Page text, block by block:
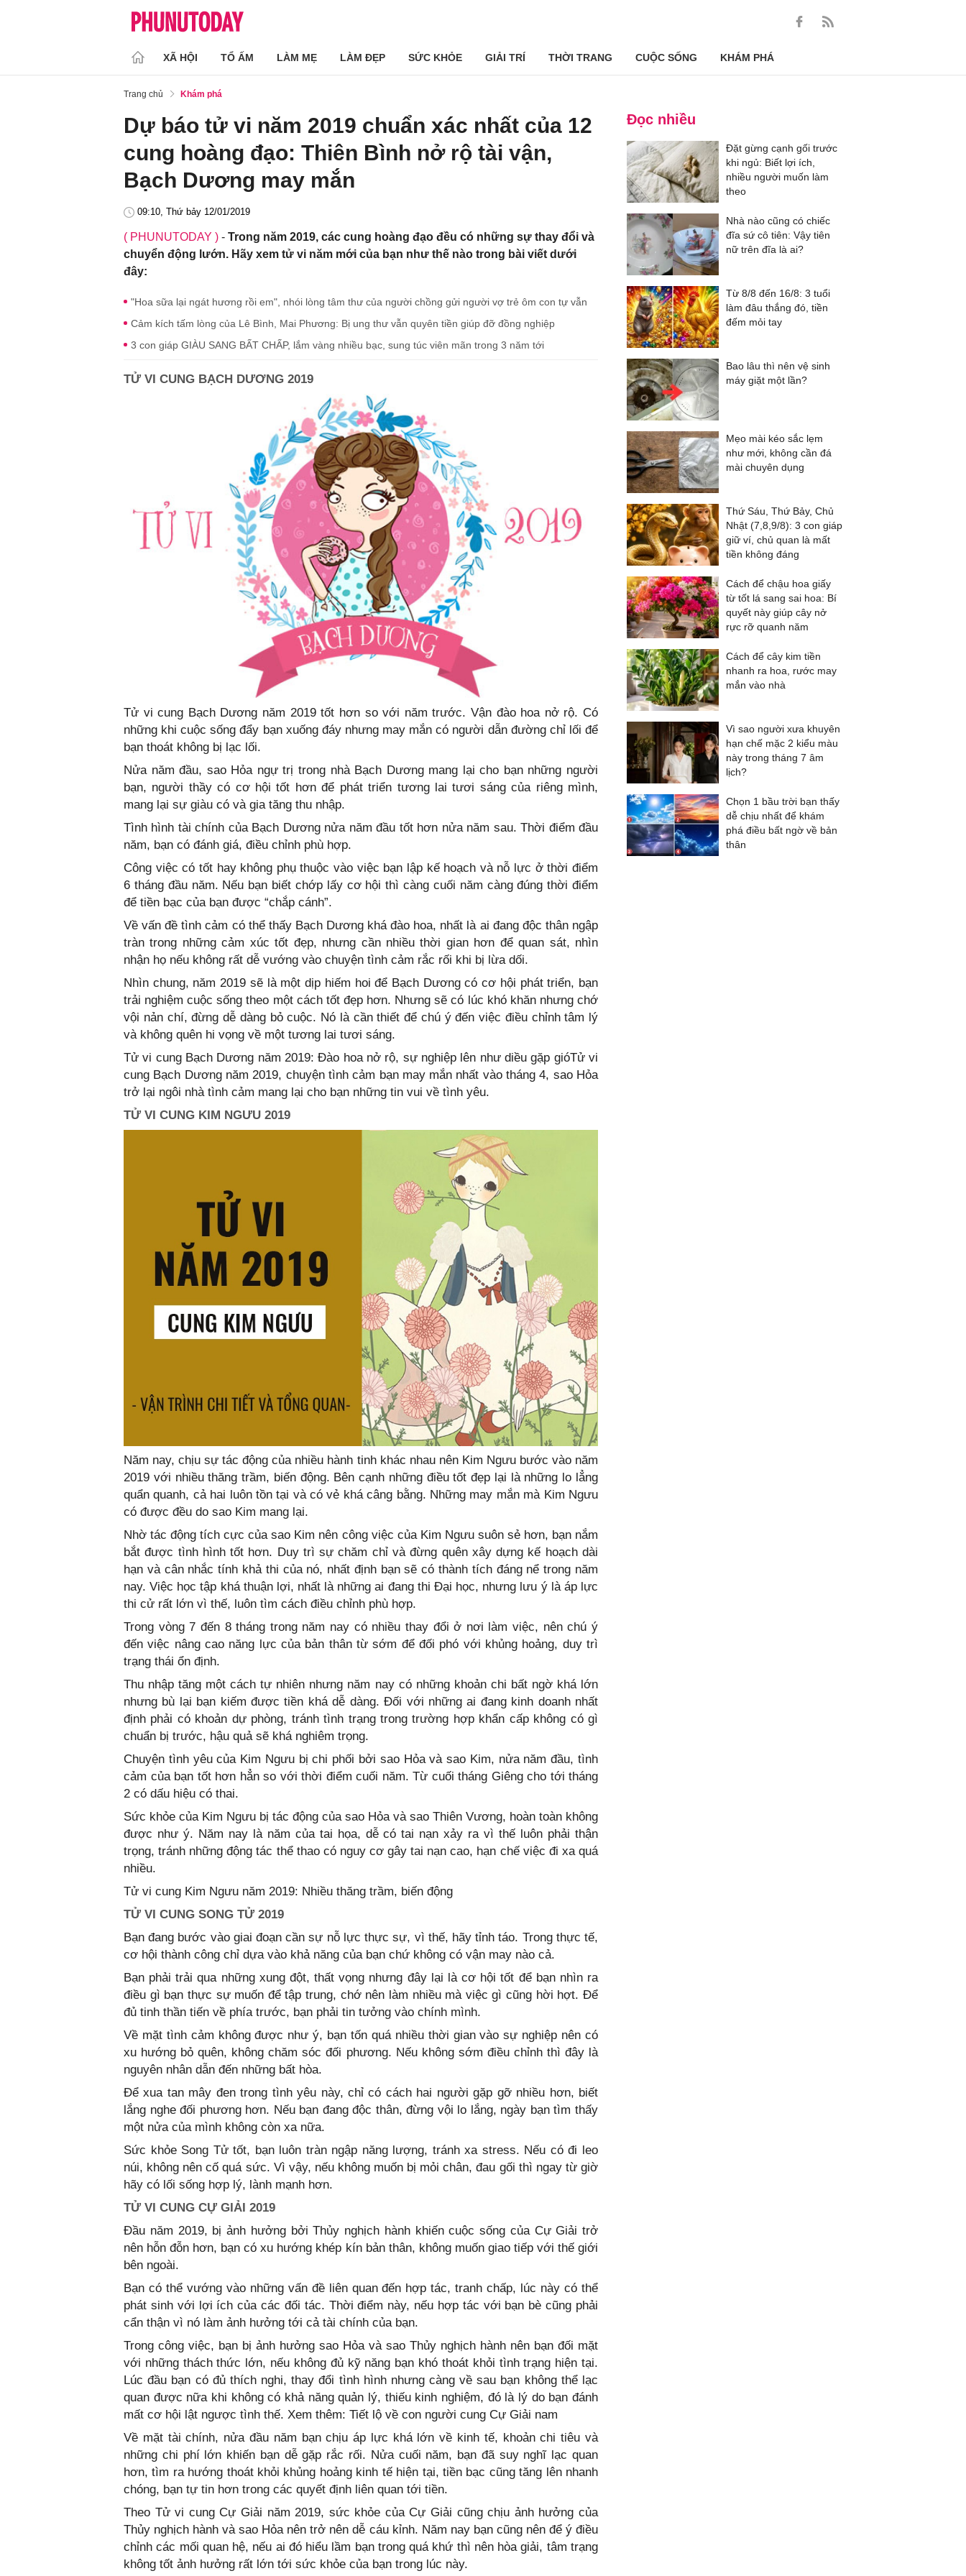
XÃ HỘI TỔ ẤM LÀM MẸ LÀM ĐẸP SỨC KHỎE GIẢI TRÍ THỜI TRANG CUỘC SỐNG KHÁM PHÁ
Trang chủ Khám phá
Dự báo tử vi năm 2019 chuẩn xác nhất của 12
cung hoàng đạo: Thiên Bình nở rộ tài vận,
Bạch Dương may mắn
09:10, Thứ bảy 12/01/2019
( PHUNUTODAY ) - Trong năm 2019, các cung hoàng đạo đều có những sự thay đổi và
chuyển động lướn. Hãy xem tử vi năm mới của bạn như thế nào trong bài viết dưới
đây:
"Hoa sữa lại ngát hương rồi em", nhói lòng tâm thư của người chồng gửi người vợ trẻ ôm con tự vẫn
Cảm kích tấm lòng của Lê Bình, Mai Phương: Bị ung thư vẫn quyên tiền giúp đỡ đồng nghiệp
3 con giáp GIÀU SANG BẤT CHẤP, lắm vàng nhiều bạc, sung túc viên mãn trong 3 năm tới
TỬ VI CUNG BẠCH DƯƠNG 2019
Tử vi cung Bạch Dương năm 2019 tốt hơn so với năm trước. Vận đào hoa nở rộ. Có
những khi cuộc sống đẩy bạn xuống đáy nhưng may mắn có người dẫn đường chỉ lối để
bạn thoát không bị lạc lối.
Nửa năm đầu, sao Hỏa ngự trị trong nhà Bạch Dương mang lại cho bạn những người
bạn, người thầy có cơ hội tốt hơn để phát triển tương lai tươi sáng của riêng mình,
mang lại sự giàu có và gia tăng thu nhập.
Tình hình tài chính của Bạch Dương nửa năm đầu tốt hơn nửa năm sau. Thời điểm đầu
năm, bạn có đánh giá, điều chỉnh phù hợp.
Công việc có tốt hay không phụ thuộc vào việc bạn lập kế hoạch và nỗ lực ở thời điểm
6 tháng đầu năm. Nếu bạn biết chớp lấy cơ hội thì càng cuối năm càng đúng thời điểm
để tiền bạc của bạn được “chắp cánh”.
Về vấn đề tình cảm có thể thấy Bạch Dương khá đào hoa, nhất là ai đang độc thân ngập
tràn trong những cảm xúc tốt đẹp, nhưng cần nhiều thời gian hơn để quan sát, nhìn
nhận họ nếu không rất dễ vướng vào chuyện tình cảm rắc rối khi bị lừa dối.
Nhìn chung, năm 2019 sẽ là một dịp hiếm hoi để Bạch Dương có cơ hội phát triển, bạn
trải nghiệm cuộc sống theo một cách tốt đẹp hơn. Nhưng sẽ có lúc khó khăn nhưng chớ
vội nản chí, đừng dễ dàng bỏ cuộc. Nó là cần thiết để chú ý đến việc điều chỉnh tâm lý
và không quên hi vọng về một tương lai tươi sáng.
Tử vi cung Bạch Dương năm 2019: Đào hoa nở rộ, sự nghiệp lên như diều gặp gióTử vi
cung Bạch Dương năm 2019, chuyện tình cảm bạn may mắn nhất vào tháng 4, sao Hỏa
trở lại ngôi nhà tình cảm mang lại cho bạn những tin vui về tình yêu.
TỬ VI CUNG KIM NGƯU 2019
Năm nay, chịu sự tác động của nhiều hành tinh khác nhau nên Kim Ngưu bước vào năm
2019 với nhiều thăng trầm, biến động. Bên cạnh những điều tốt đẹp lại là những lo lẳng
quẩn quanh, cả hai luôn tồn tại và có vẻ khá câng bằng. Những may mắn mà Kim Ngưu
có được đều do sao Kim mang lại.
Nhờ tác động tích cực của sao Kim nên công việc của Kim Ngưu suôn sẻ hơn, bạn nắm
bắt được tình hình tốt hơn. Duy trì sự chăm chỉ và đừng quên xây dựng kế hoạch dài
hạn và cân nhắc tính khả thi của nó, nhất định bạn sẽ có thành tích đáng nể trong năm
nay. Việc học tập khá thuận lợi, nhất là những ai đang thi Đại học, nhưng lưu ý là áp lực
thi cử rất lớn vì thế, luôn tìm cách điều chỉnh phù hợp.
Trong vòng 7 đến 8 tháng trong năm nay có nhiều thay đổi ở nơi làm việc, nên chú ý
đến việc nâng cao năng lực của bản thân từ sớm để đối phó với khủng hoảng, duy trì
trạng thái ổn định.
Thu nhập tăng một cách tự nhiên nhưng năm nay có những khoản chi bất ngờ khá lớn
nhưng bù lại bạn kiếm được tiền khá dễ dàng. Đối với những ai đang kinh doanh nhất
định phải có khoản dự phòng, tránh tình trạng trong trường hợp khẩn cấp không có gì
chuẩn bị trước, hậu quả sẽ khá nghiêm trọng.
Chuyện tình yêu của Kim Ngưu bị chi phối bởi sao Hỏa và sao Kim, nửa năm đầu, tình
cảm của bạn tốt hơn hẳn so với thời điểm cuối năm. Từ cuối tháng Giêng cho tới tháng
2 có dấu hiệu có thai.
Sức khỏe của Kim Ngưu bị tác động của sao Hỏa và sao Thiên Vương, hoàn toàn không
được như ý. Năm nay là năm của tai họa, dễ có tai nạn xảy ra vì thế luôn phải thận
trọng, tránh những động tác thể thao có nguy cơ gây tai nạn cao, hạn chế việc đi xa quá
nhiều.
Tử vi cung Kim Ngưu năm 2019: Nhiều thăng trầm, biến động
TỬ VI CUNG SONG TỬ 2019
Bạn đang bước vào giai đoạn cần sự nỗ lực thực sự, vì thế, hãy tỉnh táo. Trong thực tế,
cơ hội thành công chỉ dựa vào khả năng của bạn chứ không có vận may nào cả.
Bạn phải trải qua những xung đột, thất vọng nhưng đây lại là cơ hội tốt để bạn nhìn ra
điều gì bạn thực sự muốn để tập trung, chớ nên làm nhiều mà việc gì cũng hời hợt. Để
đủ tinh thần tiến về phía trước, bạn phải tin tưởng vào chính mình.
Về mặt tình cảm không được như ý, bạn tốn quá nhiều thời gian vào sự nghiệp nên có
xu hướng bỏ quên, không chăm sóc đối phương. Nếu không sớm điều chỉnh thì đây là
nguyên nhân dẫn đến những bất hòa.
Để xua tan mây đen trong tình yêu này, chỉ có cách hai người gặp gỡ nhiều hơn, biết
lắng nghe đối phương hơn. Nếu bạn đang độc thân, đừng vội lo lắng, ngày bạn tìm thấy
một nửa của mình không còn xa nữa.
Sức khỏe Song Tử tốt, bạn luôn tràn ngập năng lượng, tránh xa stress. Nếu có đi leo
núi, không nên cố quá sức. Vì vậy, nếu không muốn bị mỏi chân, đau gối thì ngay từ giờ
hãy có lối sống hợp lý, lành mạnh hơn.
TỬ VI CUNG CỰ GIẢI 2019
Đầu năm 2019, bị ảnh hưởng bởi Thủy nghịch hành khiến cuộc sống của Cự Giải trở
nên hỗn đỗn hơn, bạn có xu hướng khép kín bản thân, không muốn giao tiếp với thế giới
bên ngoài.
Bạn có thể vướng vào những vấn đề liên quan đến hợp tác, tranh chấp, lúc này có thể
phát sinh với lợi ích của các đối tác. Thời điểm này, nếu hợp tác với bạn bè cũng phải
cẩn thận vì nó làm ảnh hưởng tới cả tài chính của bạn.
Trong công việc, bạn bị ảnh hưởng sao Hỏa và sao Thủy nghịch hành nên bạn đối mặt
với những thách thức lớn, nếu không đủ kỹ năng bạn khó thoát khỏi tình trạng hiện tại.
Lúc đầu bạn có đủ thích nghi, thay đổi tình hình nhưng càng về sau bạn không thể lạc
quan được nữa khi không có khả năng quản lý, thiếu kinh nghiệm, đó là lý do bạn đánh
mất cơ hội lật ngược tình thế. Xem thêm: Tiết lộ về con người cung Cự Giải nam
Về mặt tài chính, nửa đầu năm bạn chịu áp lực khá lớn về kinh tế, khoản chi tiêu và
những chi phí lớn khiến bạn dễ gặp rắc rối. Nửa cuối năm, bạn đã suy nghĩ lạc quan
hơn, tìm ra hướng thoát khỏi khủng hoảng kinh tế hiện tại, tiền bạc cũng tăng lên nhanh
chóng, bạn tự tin hơn trong các quyết định liên quan tới tiền.
Theo Tử vi cung Cự Giải năm 2019, sức khỏe của Cự Giải cũng chịu ảnh hưởng của
Thủy nghịch hành và sao Hỏa nên trở nên dễ cáu kỉnh. Năm nay bạn cũng nên để ý điều
chỉnh các mối quan hệ, nếu ai đó hiểu lầm bạn trong quá khứ thì nên hòa giải, tâm trạng
không tốt ảnh hưởng rất lớn tới sức khỏe của bạn trong lúc này.
Đọc nhiều
Đặt gừng cạnh gối trước
khi ngủ: Biết lợi ích,
nhiều người muốn làm
theo
Nhà nào cũng có chiếc
đĩa sứ cô tiên: Vậy tiên
nữ trên đĩa là ai?
Từ 8/8 đến 16/8: 3 tuổi
làm đâu thắng đó, tiền
đếm mỏi tay
Bao lâu thì nên vệ sinh
máy giặt một lần?
Mẹo mài kéo sắc lẹm
như mới, không cần đá
mài chuyên dụng
Thứ Sáu, Thứ Bảy, Chủ
Nhật (7,8,9/8): 3 con giáp
giữ ví, chủ quan là mất
tiền không đáng
Cách để chậu hoa giấy
từ tốt lá sang sai hoa: Bí
quyết này giúp cây nở
rực rỡ quanh năm
Cách để cây kim tiền
nhanh ra hoa, rước may
mắn vào nhà
Vì sao người xưa khuyên
hạn chế mặc 2 kiểu màu
này trong tháng 7 âm
lịch?
Chọn 1 bầu trời bạn thấy
dễ chịu nhất để khám
phá điều bất ngờ về bản
thân